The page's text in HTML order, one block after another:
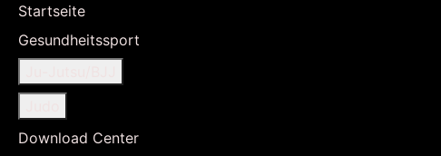
Startseite
Gesundheitssport
Download Center